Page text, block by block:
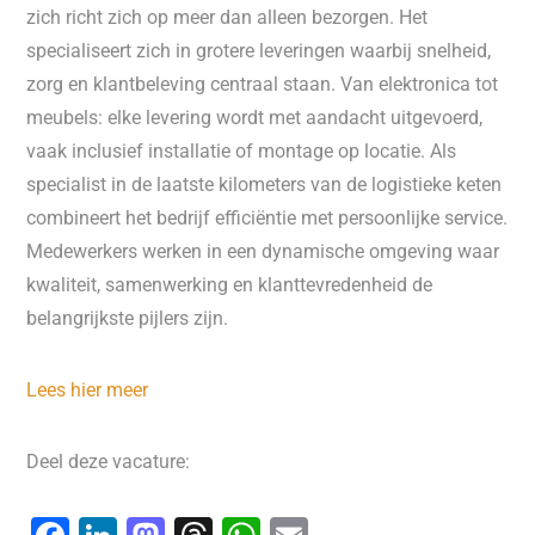
zich richt zich op meer dan alleen bezorgen. Het
specialiseert zich in grotere leveringen waarbij snelheid,
zorg en klantbeleving centraal staan. Van elektronica tot
meubels: elke levering wordt met aandacht uitgevoerd,
vaak inclusief installatie of montage op locatie. Als
specialist in de laatste kilometers van de logistieke keten
combineert het bedrijf efficiëntie met persoonlijke service.
Medewerkers werken in een dynamische omgeving waar
kwaliteit, samenwerking en klanttevredenheid de
belangrijkste pijlers zijn.
Lees hier meer
Deel deze vacature: